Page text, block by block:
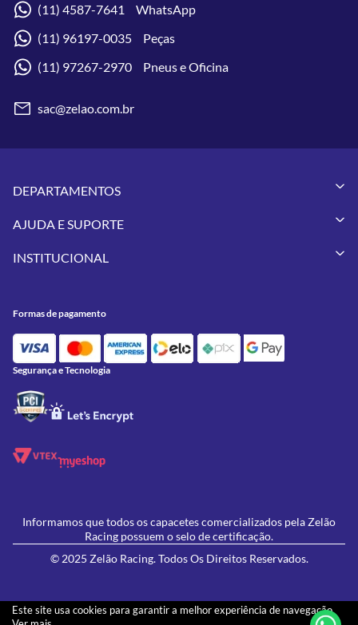
Este site usa cookies para garantir a melhor experiência de navegação.
(11) 4587-7641 WhatsApp
(11) 96197-0035 Peças
(11) 97267-2970 Pneus e Oficina
sac@zelao.com.br
DEPARTAMENTOS
Vestuários
Pneus
Utilidades
Feminino
Lançamentos
AJUDA E SUPORTE
Meus Pedidos
Política de Privacidade
Política de Campanhas e promoções
INSTITUCIONAL
Contato
Oficina/Serviços
Formas de pagamento
Segurança e Tecnologia
Informamos que todos os capacetes comercializados pela Zelão
Racing possuem o selo de certificação.
© 2025 Zelão Racing. Todos Os Direitos Reservados.